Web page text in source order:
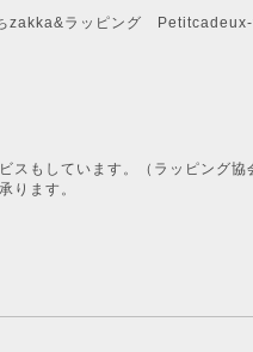
zakka&ラッピング
もしています。（ラッピング
ります。